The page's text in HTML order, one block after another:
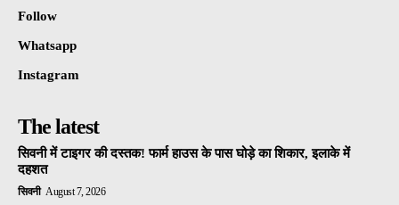
Follow
Whatsapp
Instagram
The latest
सिवनी में टाइगर की दस्तक! फार्म हाउस के पास घोड़े का शिकार, इलाके में
दहशत
सिवनी August 7, 2026